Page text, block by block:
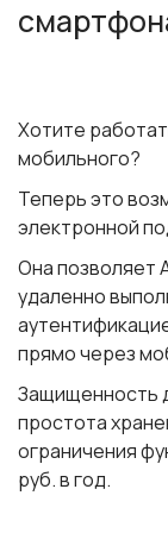
Хотите
мобильного?
Теперь это
электронной
Она позволяет
удаленно
прямо через
Защищенность
простота
ограничения
руб. в год.